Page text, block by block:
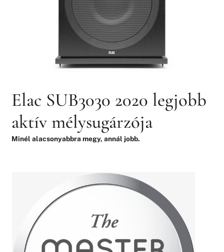
Elac SUB3030 2020 legjobb
aktív mélysugárzója
Minél alacsonyabbra megy, annál jobb.